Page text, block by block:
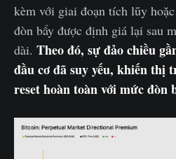
kèm với giai đoạn tích lũy
đòn bẩy được định giá lại sau
dài. Theo đó, sự đảo chiều
đầu cơ đã suy yếu, khiến thị
reset hoàn toàn với mức đòn